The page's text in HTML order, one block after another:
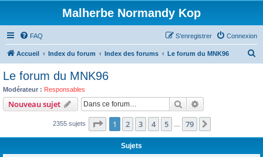
Malherbe Normandy Kop
FAQ Connexion
S’enregistrer
Accueil Index du forum Index des forums Le forum du MNK96
c
Le forum du MNK96
Modérateur : Responsables
Nouveau sujet Rechercher
2355 sujets Page 1sur79
1 2 3 4 5 79
Sujets